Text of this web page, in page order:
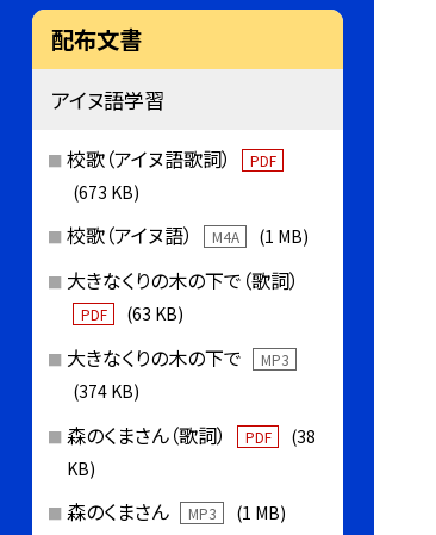
配布文書
アイヌ語学習
校歌（アイヌ語歌詞） PDF
(673 KB)
校歌（アイヌ語） M4A (1 MB)
大きなくりの木の下で（歌詞）
PDF (63 KB)
大きなくりの木の下で MP3
(374 KB)
森のくまさん（歌詞） PDF
(38
KB)
森のくまさん MP3 (1 MB)